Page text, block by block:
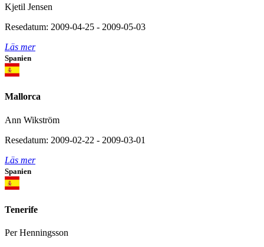
Kjetil Jensen
Resedatum: 2009-04-25 - 2009-05-03
Läs mer
Spanien
Mallorca
Ann Wikström
Resedatum: 2009-02-22 - 2009-03-01
Läs mer
Spanien
Tenerife
Per Henningsson